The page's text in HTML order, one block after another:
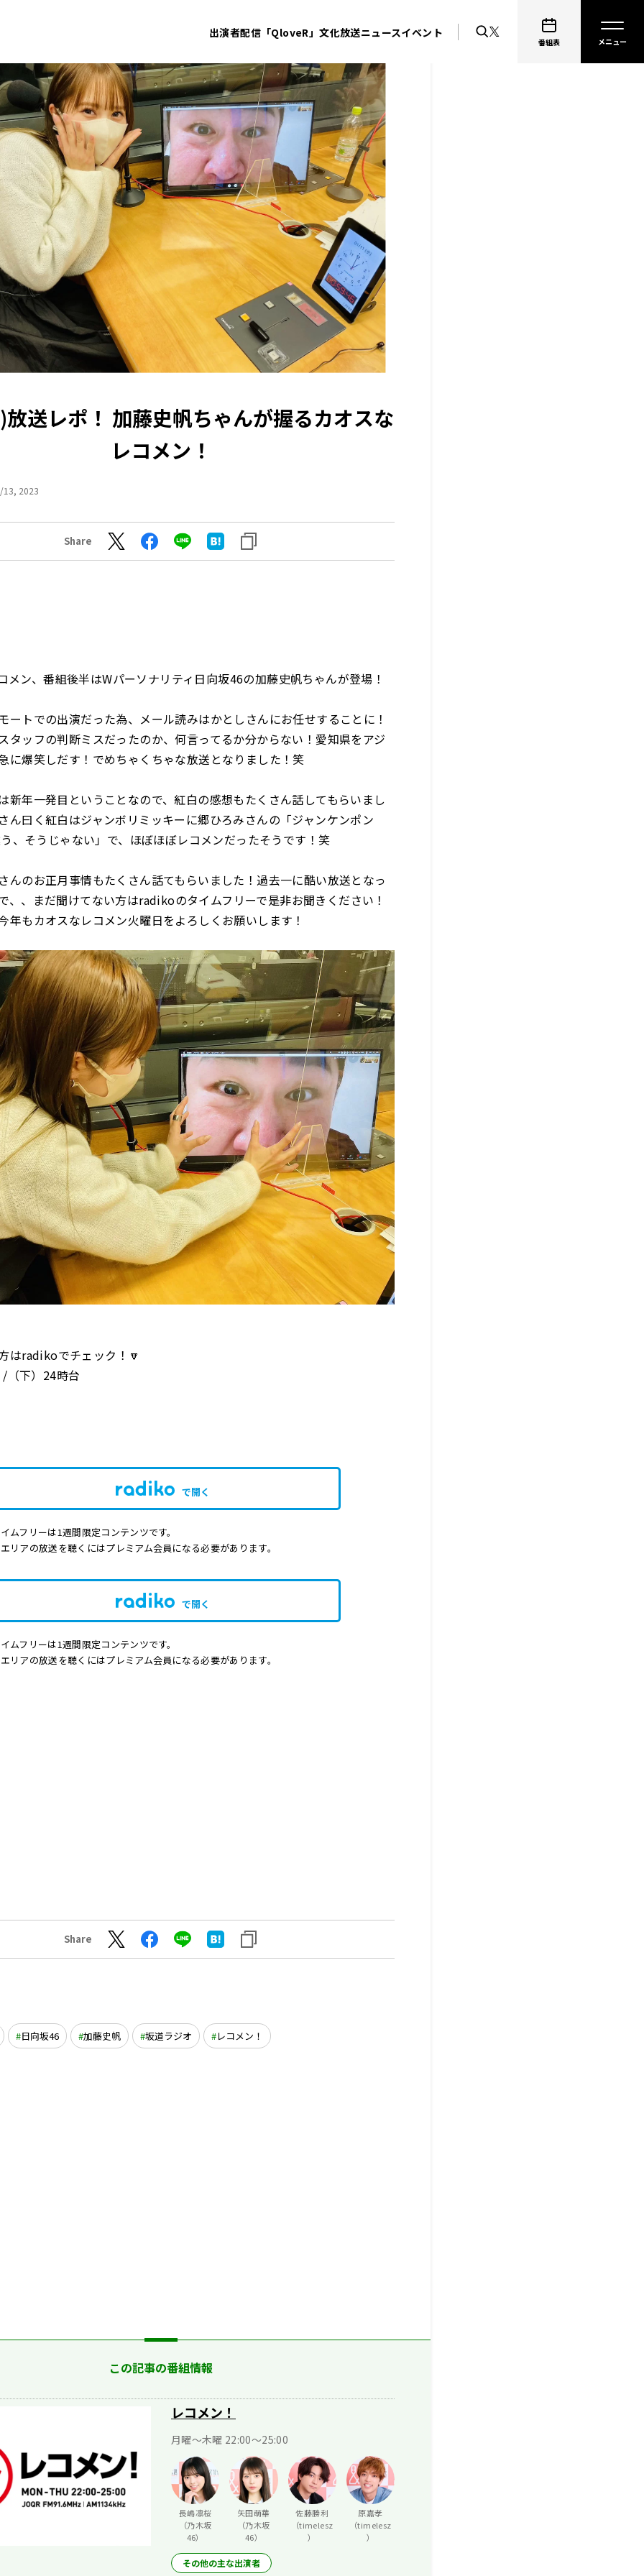
出演者配信「QloveR」文化放送ニュースイベント
番組表
送レポ！ 加藤史帆ちゃんが握るカオスな
レコメン！
13, 2023
Share
メン、番組後半はWパーソナリティ日向坂46の加藤史帆ちゃんが登場！
ートでの出演だった為、メール読みはかとしさんにお任せすることに！
タッフの判断ミスだったのか、何言ってるか分からない！愛知県をアジ
に爆笑しだす！でめちゃくちゃな放送となりました！笑
新年一発目ということなので、紅白の感想もたくさん話してもらいまし
ん曰く紅白はジャンボリミッキーに郷ひろみさんの「ジャンケンポン
、そうじゃない」で、ほぼほぼレコメンだったそうです！笑
んのお正月事情もたくさん話てもらいました！過去一に酷い放送となっ
、、まだ聞けてない方はradikoのタイムフリーで是非お聞きください！
年もカオスなレコメン火曜日をよろしくお願いします！
はradikoでチェック！🔽
（下）24時台
で開く
ムフリーは1週間限定コンテンツです。
リアの放送を聴くにはプレミアム会員になる必要があります。
で開く
ムフリーは1週間限定コンテンツです。
リアの放送を聴くにはプレミアム会員になる必要があります。
Share
日向坂46 加藤史帆 坂道ラジオ レコメン！
この記事の番組情報
レコメン！
月曜〜木曜 22:00〜25:00
長嶋凛桜
（乃木坂
46）
矢田萌華
（乃木坂
46）
佐藤勝利
（timelesz
）
原嘉孝
（timelesz
）
その他の主な出演者